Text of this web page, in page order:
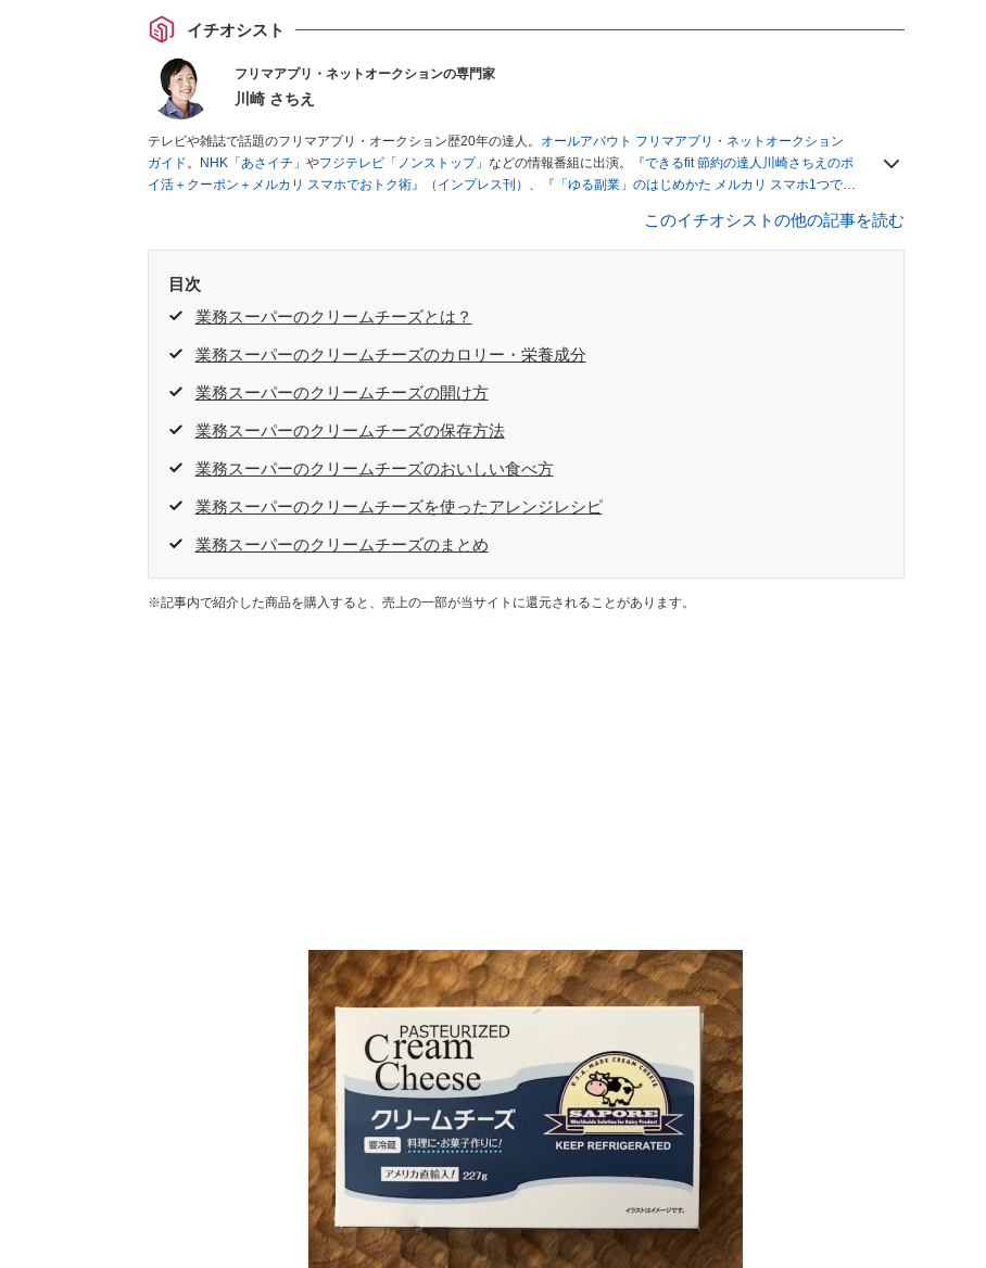
イチオシスト
フリマアプリ・ネットオークションの専門家
川崎 さちえ
テレビや雑誌で話題のフリマアプリ・オークション歴20年の達人。
オールアバウト フリマアプリ・ネットオークション
ガイド。 NHK「あさイチ」 やフジテレビ「ノンストップ」 などの情報番組に出演。
『できるfit 節約の達人川崎さちえのポ
イ活＋クーポン＋メルカリ スマホでおトク術』（インプレス刊） 、
『「ゆる副業」のはじめかた メルカリ スマホ1つでス
■経歴：2003年、夫が子育てをするために、突然会社を辞める。翌月からの給料が０円になり、家にいながら、しかも空
いた時間でできるオークションに目をつける。しかし、取引の仕方がわからずに、まずは落札者として参加。その後、出
を生活の一部に取り入れるべく、「ネットオークションやフリマアプリは生活のインフラになる」という考えを持つ。ま
た消費税増税の社会においては、ネットオークションやフリマアプリが家計の救世主になりえると考え、業者とは違う視
このイチオシストの他の記事を読む
目次
業務スーパーのクリームチーズとは？
業務スーパーのクリームチーズのカロリー・栄養成分
業務スーパーのクリームチーズの開け方
業務スーパーのクリームチーズの保存方法
業務スーパーのクリームチーズのおいしい食べ方
業務スーパーのクリームチーズを使ったアレンジレシピ
業務スーパーのクリームチーズのまとめ
※記事内で紹介した商品を購入すると、売上の一部が当サイトに還元されることがあります。